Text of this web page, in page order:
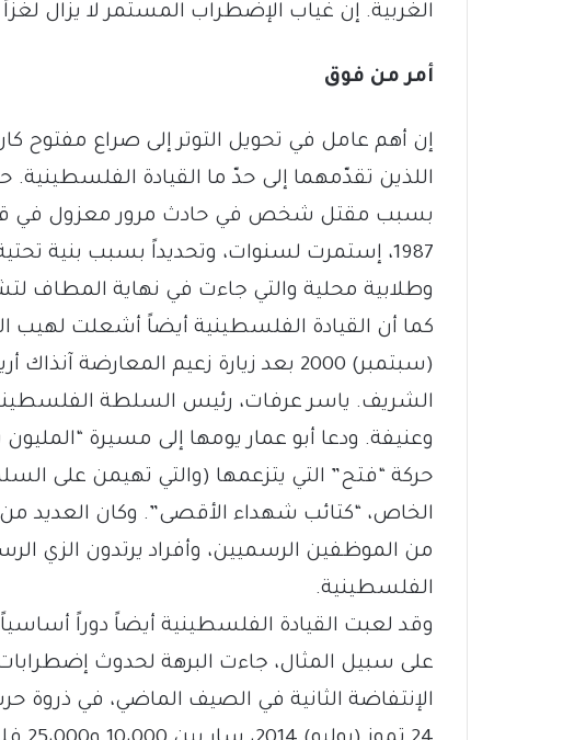
الغربية. إن غياب الإضطراب المستمر لا يزال لغزاً
أمر من فوق
إن أهم عامل في تحويل التوتر إلى صراع مفتوح
اللذين تقدّمهما إلى حدّ ما القيادة الفلسطينية.
بسبب مقتل شخص في حادث مرور معزول في
1987، إستمرت لسنوات، وتحديداً بسبب بنية
وطلابية محلية والتي جاءت في نهاية المطاف
كما أن القيادة الفلسطينية أيضاً أشعلت لهيب
(سبتمبر) 2000 بعد زيارة زعيم المعارضة
الشريف. ياسر عرفات، رئيس السلطة
وعنيفة. ودعا أبو عمار يومها إلى مسيرة
حركة “فتح” التي يتزعمها (والتي تهيمن على
الخاص، “كتائب شهداء الأقصى”. وكان العديد من
من الموظفين الرسميين، وأفراد يرتدون الزي
الفلسطينية.
وقد لعبت القيادة الفلسطينية أيضاً دوراً أساسياً
على سبيل المثال، جاءت البرهة لحدوث إضطرابات
الإنتفاضة الثانية في الصيف الماضي، في ذروة